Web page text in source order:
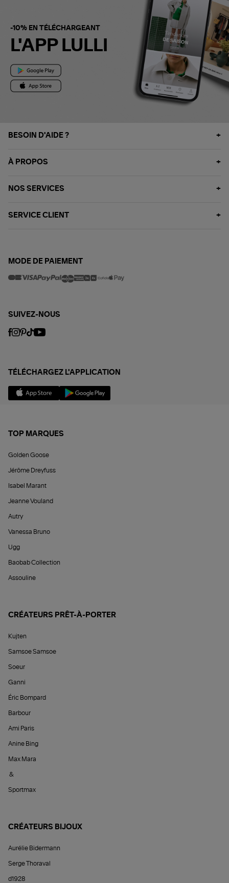
-10% EN TÉLÉCHARGEANT
L'APP LULLI
BESOIN D'AIDE ?
À PROPOS
NOS SERVICES
SERVICE CLIENT
MODE DE PAIEMENT
SUIVEZ-NOUS
TÉLÉCHARGEZ L'APPLICATION
TOP MARQUES
Golden Goose
Jérôme Dreyfuss
Isabel Marant
Jeanne Vouland
Autry
Vanessa Bruno
Ugg
Baobab Collection
Assouline
CRÉATEURS PRÊT-À-PORTER
Kujten
Samsoe Samsoe
Soeur
Ganni
Éric Bompard
Barbour
Ami Paris
Anine Bing
Max Mara
&
Sportmax
CRÉATEURS BIJOUX
Aurélie Bidermann
Serge Thoraval
d1928